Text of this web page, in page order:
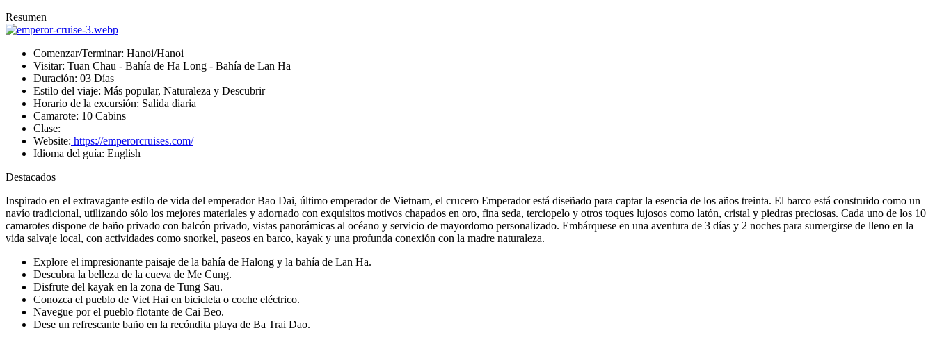
Resumen
Comenzar/Terminar: Hanoi/Hanoi
Visitar: Tuan Chau - Bahía de Ha Long - Bahía de Lan Ha
Duración: 03 Días
Estilo del viaje: Más popular, Naturaleza y Descubrir
Horario de la excursión: Salida diaria
Camarote: 10 Cabins
Clase:
Website: https://emperorcruises.com/
Idioma del guía: English
Destacados
Inspirado en el extravagante estilo de vida del emperador Bao Dai, último emperador de Vietnam, el crucero Emperador está diseñado para captar la esencia de los años treinta. El barco está construido como un
navío tradicional, utilizando sólo los mejores materiales y adornado con exquisitos motivos chapados en oro, fina seda, terciopelo y otros toques lujosos como latón, cristal y piedras preciosas. Cada uno de los 10
camarotes dispone de baño privado con balcón privado, vistas panorámicas al océano y servicio de mayordomo personalizado. Embárquese en una aventura de 3 días y 2 noches para sumergirse de lleno en la
vida salvaje local, con actividades como snorkel, paseos en barco, kayak y una profunda conexión con la madre naturaleza.
Explore el impresionante paisaje de la bahía de Halong y la bahía de Lan Ha.
Descubra la belleza de la cueva de Me Cung.
Disfrute del kayak en la zona de Tung Sau.
Conozca el pueblo de Viet Hai en bicicleta o coche eléctrico.
Navegue por el pueblo flotante de Cai Beo.
Dese un refrescante baño en la recóndita playa de Ba Trai Dao.